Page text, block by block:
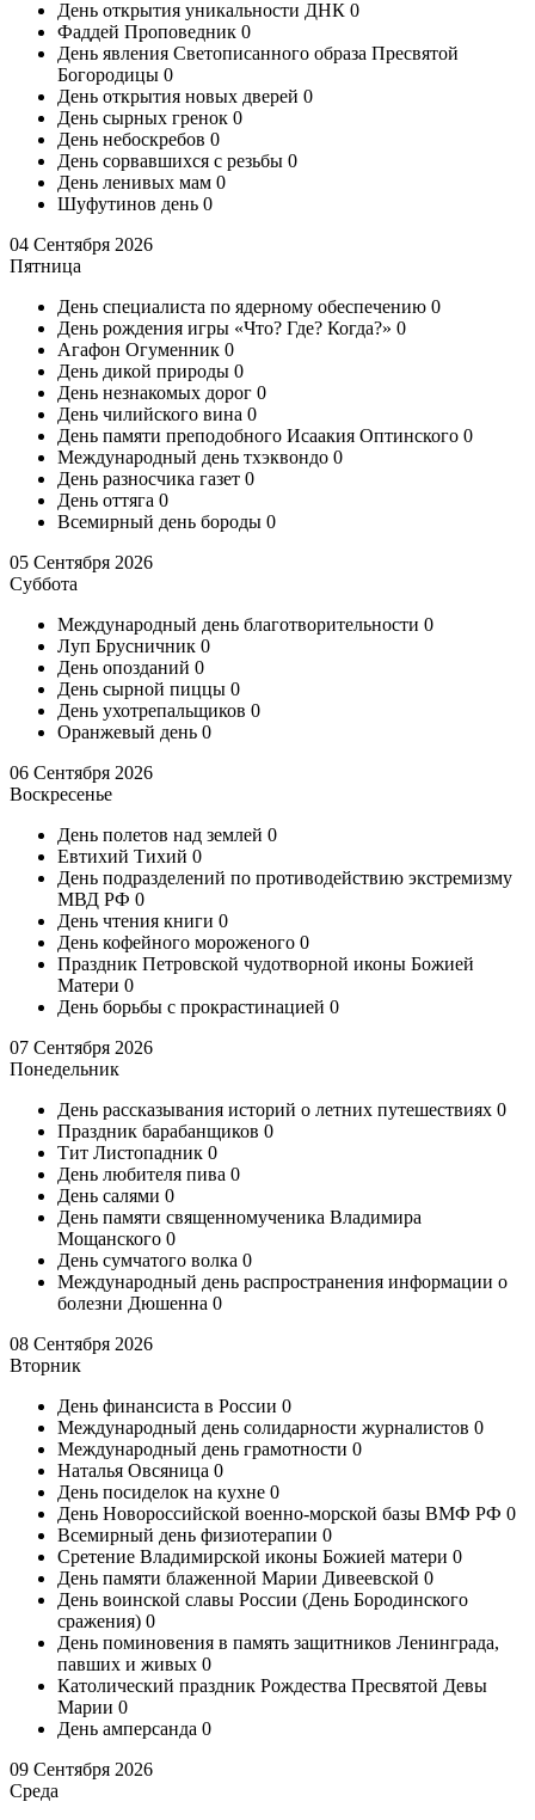
День открытия уникальности ДНК 0
Фаддей Проповедник 0
День явления Светописанного образа Пресвятой
Богородицы 0
День открытия новых дверей 0
День сырных гренок 0
День небоскребов 0
День сорвавшихся с резьбы 0
День ленивых мам 0
Шуфутинов день 0
04 Сентября 2026
Пятница
День специалиста по ядерному обеспечению 0
День рождения игры «Что? Где? Когда?» 0
Агафон Огуменник 0
День дикой природы 0
День незнакомых дорог 0
День чилийского вина 0
День памяти преподобного Исаакия Оптинского 0
Международный день тхэквондо 0
День разносчика газет 0
День оттяга 0
Всемирный день бороды 0
05 Сентября 2026
Суббота
Международный день благотворительности 0
Луп Брусничник 0
День опозданий 0
День сырной пиццы 0
День ухотрепальщиков 0
Оранжевый день 0
06 Сентября 2026
Воскресенье
День полетов над землей 0
Евтихий Тихий 0
День подразделений по противодействию экстремизму
МВД РФ 0
День чтения книги 0
День кофейного мороженого 0
Праздник Петровской чудотворной иконы Божией
Матери 0
День борьбы с прокрастинацией 0
07 Сентября 2026
Понедельник
День рассказывания историй о летних путешествиях 0
Праздник барабанщиков 0
Тит Листопадник 0
День любителя пива 0
День салями 0
День памяти священномученика Владимира
Мощанского 0
День сумчатого волка 0
Международный день распространения информации о
болезни Дюшенна 0
08 Сентября 2026
Вторник
День финансиста в России 0
Международный день солидарности журналистов 0
Международный день грамотности 0
Наталья Овсяница 0
День посиделок на кухне 0
День Новороссийской военно-морской базы ВМФ РФ 0
Всемирный день физиотерапии 0
Сретение Владимирской иконы Божией матери 0
День памяти блаженной Марии Дивеевской 0
День воинской славы России (День Бородинского
сражения) 0
День поминовения в память защитников Ленинграда,
павших и живых 0
Католический праздник Рождества Пресвятой Девы
Марии 0
День амперсанда 0
09 Сентября 2026
Среда